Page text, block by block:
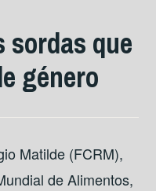
sordas que
género
Matilde (FCRM),
de Alimentos,